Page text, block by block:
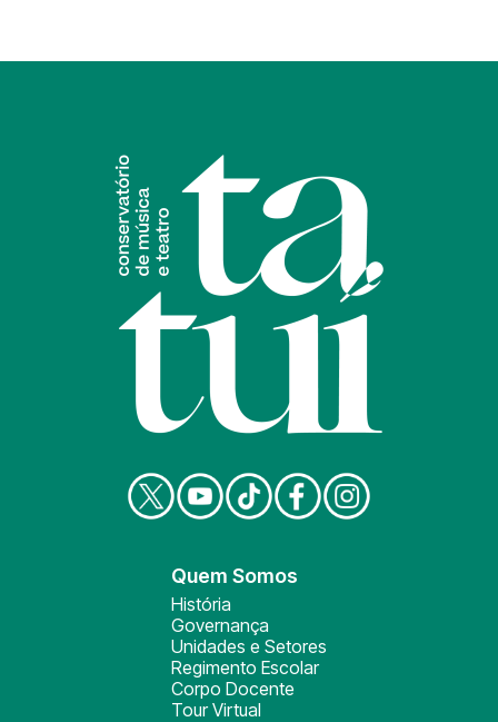
Quem Somos
História
Governança
Unidades e Setores
Regimento Escolar
Corpo Docente
Tour Virtual